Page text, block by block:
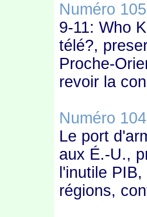
Numéro 105
9-11: Who
télé?,
Proche-
revoir la
Numéro 104
Le port
aux É.-U.,
l'inutile
régions,